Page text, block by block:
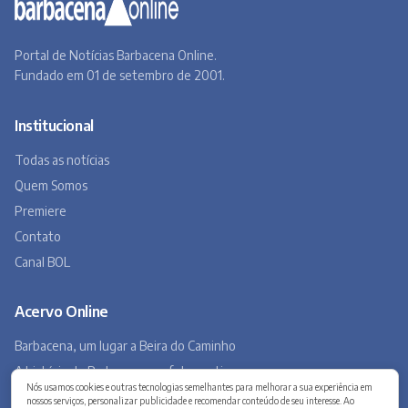
Nós usamos cookies e outras tecnologias semelhantes para melhorar a sua experiência em
nossos serviços, personalizar publicidade e recomendar conteúdo de seu interesse. Ao
Contato
Acervo Online
Barbacena, um lugar a Beira do Caminho
Museu Virtual
Museu do Tropeirismo
Copyright 2026 © Barbacena Online. Todos os direitos reservados.